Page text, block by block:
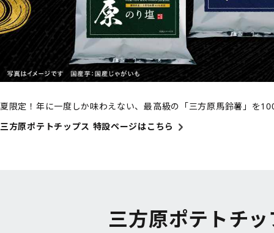
夏限定！年に一度しか味わえない、最高級の「三方原馬鈴薯」を
三方原ポテトチップス 特設ページはこちら
三方原ポテトチ